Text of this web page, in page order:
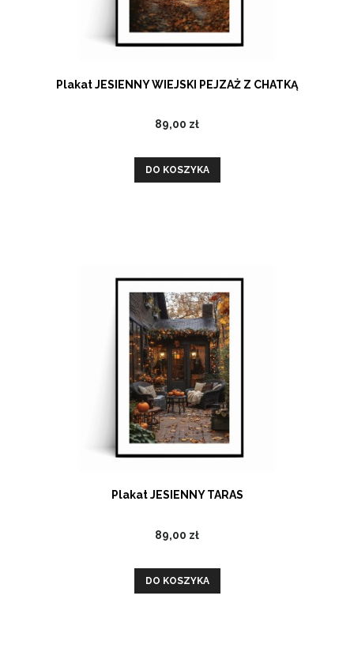
Plakat JESIENNY WIEJSKI PEJZAŻ Z CHATKĄ
89,00 zł
DO KOSZYKA
Plakat JESIENNY TARAS
89,00 zł
DO KOSZYKA